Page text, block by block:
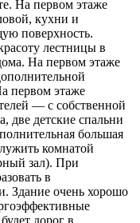
На первом этаже
кухни и
поверхность.
лестницы в
На первом этаже
первом этаже
— с собственной
две детские спальни
большая
комнатой
зал). При
в
Здание очень хорошо
дорог в